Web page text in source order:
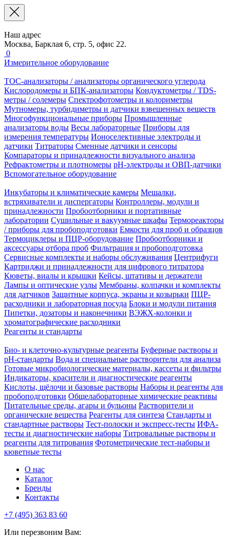
Наш адрес
Москва, Барклая 6, стр. 5, офис 22.
0
Измерительное оборудование
TOC-анализаторы / анализаторы органического углерода
Кислородомеры и БПК-анализаторы Кондуктометры / TDS-
метры / солемеры Спектрофотометры и колориметры
Мутномеры, турбидиметры и датчики взвешенных веществ
Многофункциональные приборы Промышленные
анализаторы воды Весы лабораторные Приборы для
измерения температуры Ионоселективные электроды и
датчики Титраторы Сменные датчики и сенсоры
Компараторы и принадлежности визуального анализа
Рефрактометры и плотномеры pH-электроды и ОВП-датчики
Вспомогательное оборудование
Инкубаторы и климатические камеры Мешалки,
встряхиватели и диспергаторы Контроллеры, модули и
принадлежности Пробоотборники и портативные
лаборатории Сушильные и вакуумные шкафы Термореакторы
/ приборы для пробоподготовки Емкости для проб и образцов
Термоциклеры и ПЦР-оборудование Пробоотборники и
аксессуары отбора проб Фильтрация и пробоподготовка
Сервисные комплекты и наборы обслуживания Центрифуги
Картриджи и принадлежности для цифрового титратора
Кюветы, виалы и крышки Кейсы, штативы и держатели
Лампы и оптические узлы Мембраны, колпачки и комплекты
для датчиков Защитные корпуса, экраны и козырьки ПЦР-
расходники и лабораторная посуда Блоки и модули питания
Пипетки, дозаторы и наконечники ВЭЖХ-колонки и
хроматографические расходники
Реагенты и стандарты
Био- и клеточно-культурные реагенты Буферные растворы и
pH-стандарты Вода и специальные растворители для анализа
Готовые микробиологические материалы, кассеты и фильтры
Индикаторы, красители и диагностические реагенты
Кислоты, щёлочи и базовые растворы Наборы и реагенты для
пробоподготовки Общелабораторные химические реактивы
Питательные среды, агары и бульоны Растворители и
органические вещества Реагенты для синтеза Стандарты и
стандартные растворы Тест-полоски и экспресс-тесты ИФА-
тесты и диагностические наборы Титровальные растворы и
реагенты для титрования Фотометрические тест-наборы и
кюветные тесты
О нас
Каталог
Бренды
Контакты
+7 (495) 363 83 60
Или перезвоним Вам: